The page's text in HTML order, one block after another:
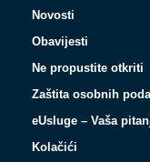
Novosti
Obavijesti
Ne propustite otkriti
Zaštita osobnih
eUsluge – Vaša
Kolačići